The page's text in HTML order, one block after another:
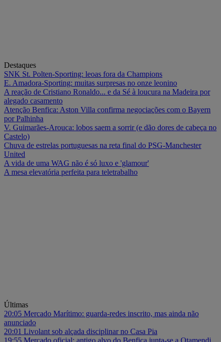
Destaques
SNK St. Polten-Sporting: leoas fora da Champions
E. Amadora-Sporting: muitas surpresas no onze leonino
A reação de Cristiano Ronaldo... e da Sé à loucura na Madeira por
alegado casamento
Atenção Benfica: Aston Villa confirma negociações com o Bayern
por Palhinha
V. Guimarães-Arouca: lobos saem a sorrir (e dão dores de cabeça no
Castelo)
Chuva de estrelas portuguesas na reta final do PSG-Manchester
United
A vida de uma WAG não é só luxo e 'glamour'
A mesa elevatória perfeita para teletrabalho
Últimas
20:05 Mercado Marítimo: guarda-redes inscrito, mas ainda não
anunciado
20:01 Livolant sob alçada disciplinar no Casa Pia
19:55 Mercado oficial: antigo alvo do Benfica junta-se a Otamendi